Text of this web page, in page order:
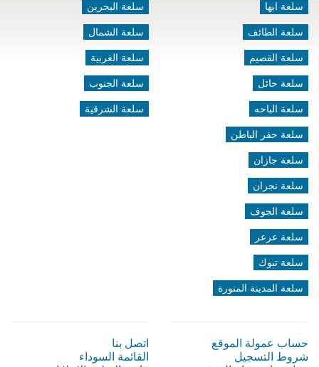
سلعة ابها
سلعة الطائف
سلعة القصيم
سلعة حائل
سلعة الباحه
سلعة حفر الباطن
سلعة جازان
سلعة نجران
سلعة الجوف
سلعة عرعر
سلعة تبوك
سلعة المدينة المنورة
سلعة البحرين
سلعة الشمال
سلعة الغربية
سلعة الجنوب
سلعة الشرقية
حساب عمولة الموقع
شروط التسجيل
اتصل بنا
القائمة السوداء